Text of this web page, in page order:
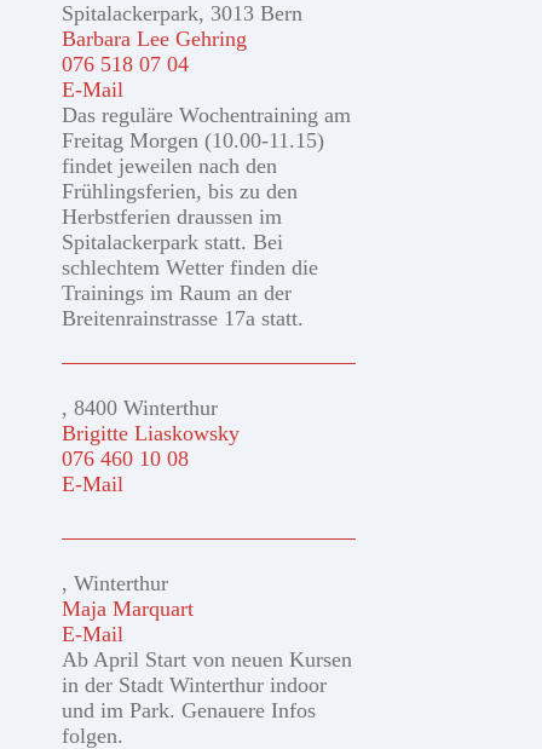
Spitalackerpark, 3013 Bern
Barbara Lee Gehring
076 518 07 04
E-Mail
Das reguläre Wochentraining am
Freitag Morgen (10.00-11.15)
findet jeweilen nach den
Frühlingsferien, bis zu den
Herbstferien draussen im
Spitalackerpark statt. Bei
schlechtem Wetter finden die
Trainings im Raum an der
Breitenrainstrasse 17a statt.
, 8400 Winterthur
Brigitte Liaskowsky
076 460 10 08
E-Mail
, Winterthur
Maja Marquart
E-Mail
Ab April Start von neuen Kursen
in der Stadt Winterthur indoor
und im Park. Genauere Infos
folgen.